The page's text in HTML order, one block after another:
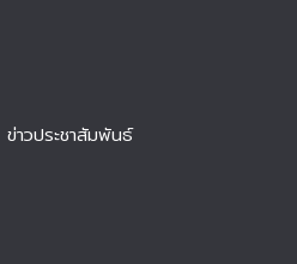
ข่าวประชาสัมพันธ์